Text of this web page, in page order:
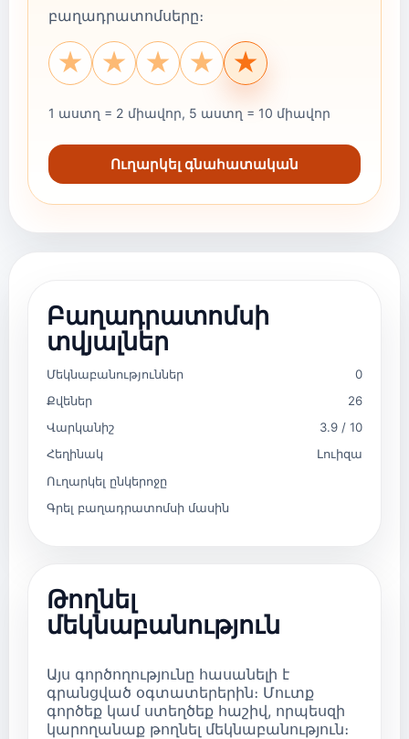
բաղադրատոմսերը։
★
★
★
★
★
1 աստղ = 2 միավոր, 5 աստղ = 10 միավոր
Ուղարկել գնահատական
Բաղադրատոմսի
տվյալներ
Մեկնաբանություններ
0
Քվեներ
26
Վարկանիշ
3.9 / 10
Հեղինակ
Լուիզա
Ուղարկել ընկերոջը
Գրել բաղադրատոմսի մասին
Թողնել
մեկնաբանություն
Այս գործողությունը հասանելի է
գրանցված օգտատերերին։ Մուտք
գործեք կամ ստեղծեք հաշիվ, որպեսզի
կարողանաք թողնել մեկնաբանություն։